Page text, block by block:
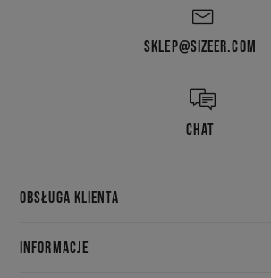
SKLEP@SIZEER.COM
CHAT
OBSŁUGA KLIENTA
INFORMACJE